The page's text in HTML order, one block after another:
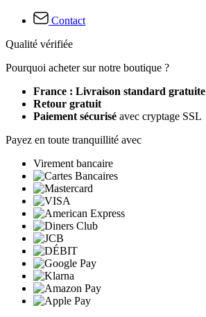
Contact
Qualité vérifiée
Pourquoi acheter sur notre boutique ?
France : Livraison standard gratuite
Retour gratuit
Paiement sécurisé avec cryptage SSL
Payez en toute tranquillité avec
Virement bancaire